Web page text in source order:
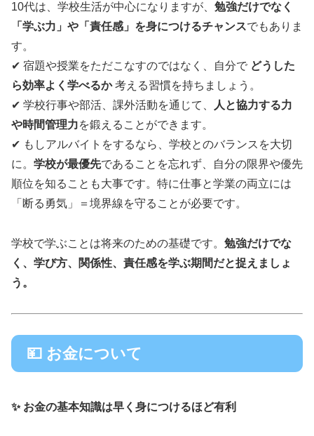
10代は、学校生活が中心になりますが、 勉強だけでなく
「学ぶ力」や「責任感」を身につけるチャンスでもありま
す。
✔ 宿題や授業をただこなすのではなく、自分で どうした
ら効率よく学べるか考える習慣を持ちましょう。
✔ 学校行事や部活、課外活動を通じて、
人と協力する力
や時間管理力を鍛えることができます。
✔ もしアルバイトをするなら、学校とのバランスを大切
に。 学校が最優先であることを忘れず、自分の限界や優先
順位を知ることも大事です。特に仕事と学業の両立には
「断る勇気」＝境界線を守ることが必要です。
学校で学ぶことは将来のための基礎です。 勉強だけでな
く、学び方、関係性、責任感を学ぶ期間だと捉えましょ
う。
💴 お金について
✨ お金の基本知識は早く身につけるほど有利